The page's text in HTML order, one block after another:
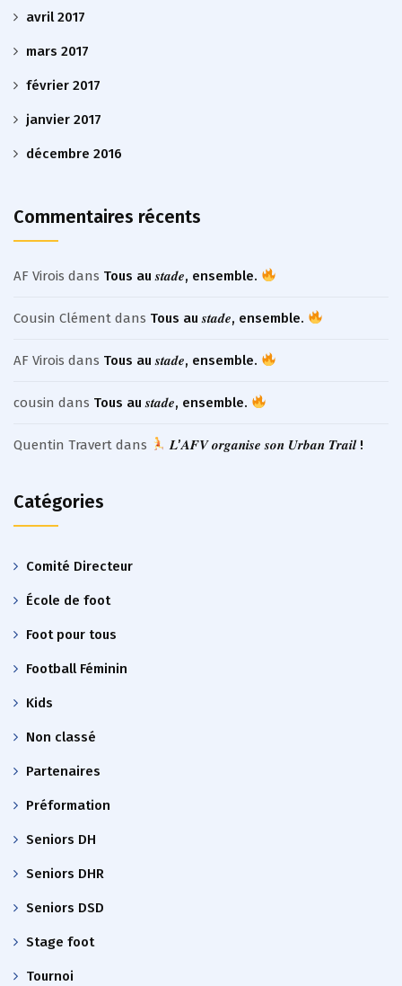
avril 2017
mars 2017
février 2017
janvier 2017
décembre 2016
Commentaires récents
AF Virois dans Tous au 𝒔𝒕𝒂𝒅𝒆, ensemble.
Cousin Clément dans Tous au 𝒔𝒕𝒂𝒅𝒆, ensemble.
AF Virois dans Tous au 𝒔𝒕𝒂𝒅𝒆, ensemble.
cousin dans Tous au 𝒔𝒕𝒂𝒅𝒆, ensemble.
Quentin Travert dans 𝑳’𝑨𝑭𝑽 𝒐𝒓𝒈𝒂𝒏𝒊𝒔𝒆 𝒔𝒐𝒏 𝑼𝒓𝒃𝒂𝒏 𝑻𝒓𝒂𝒊𝒍 !
Catégories
Comité Directeur
École de foot
Foot pour tous
Football Féminin
Kids
Non classé
Partenaires
Préformation
Seniors DH
Seniors DHR
Seniors DSD
Stage foot
Tournoi